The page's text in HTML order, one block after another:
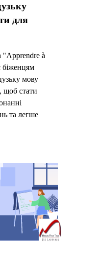
для
"Apprendre à
біженцям
мову
щоб стати
та легше